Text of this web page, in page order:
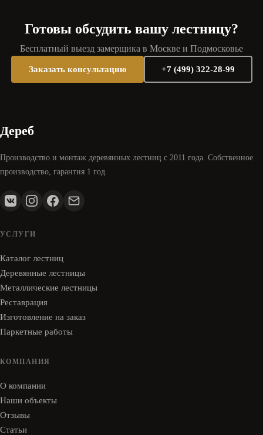
Готовы обсудить вашу лестницу?
Бесплатный выезд замерщика в Москве и Подмосковье
Заказать консультацию +7 (499) 322-28-99
Дереб
Производство и монтаж деревянных лестниц с 2011 года. Собственное
производство, гарантия 1 год.
УСЛУГИ
Каталог лестниц
Деревянные лестницы
Металлические лестницы
Реставрация
Изготовление на заказ
Паркетные работы
КОМПАНИЯ
О компании
Наши объекты
Отзывы
Статьи